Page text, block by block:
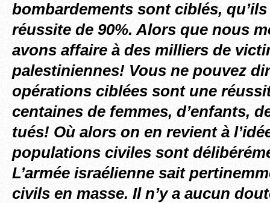
bombardements sont ciblés,
réussite de 90%. Alors que nous
avons affaire à des milliers de
palestiniennes! Vous ne pouvez
opérations ciblées sont une
centaines de femmes, d’enfants,
tués! Où alors on en revient à
populations civiles sont
L’armée israélienne sait
civils en masse. Il n’y a aucun